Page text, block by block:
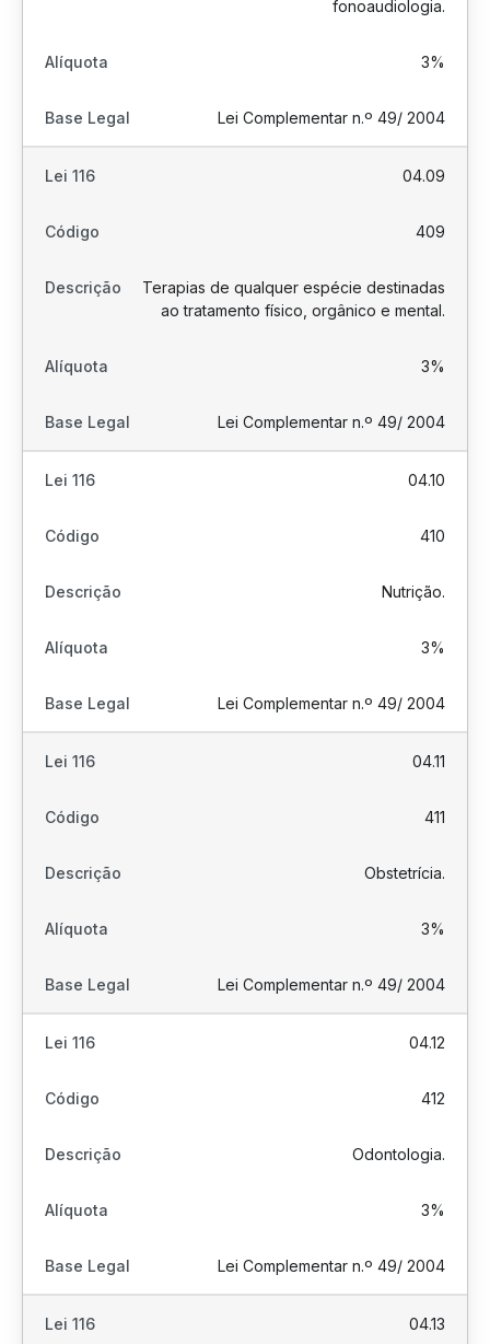
fonoaudiologia.
3%
Lei Complementar n.º 49/ 2004
04.09
409
Terapias de qualquer espécie destinadas
ao tratamento físico, orgânico e mental.
3%
Lei Complementar n.º 49/ 2004
04.10
410
Nutrição.
3%
Lei Complementar n.º 49/ 2004
04.11
411
Obstetrícia.
3%
Lei Complementar n.º 49/ 2004
04.12
412
Odontologia.
3%
Lei Complementar n.º 49/ 2004
04.13